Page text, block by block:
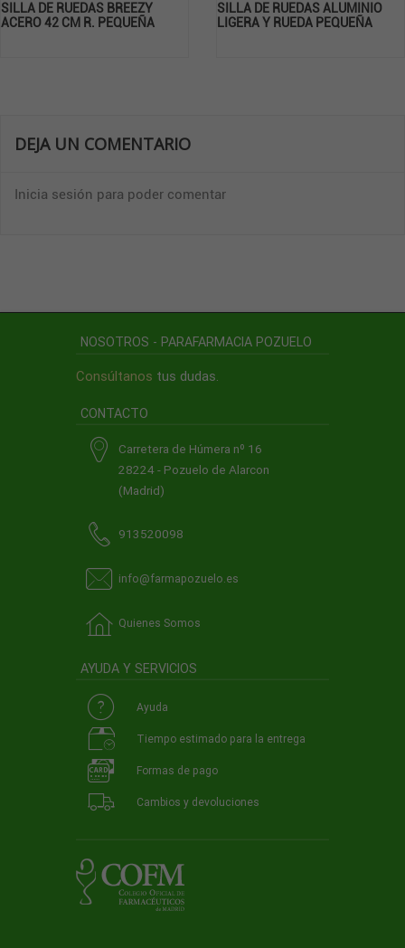
SILLA DE RUEDAS BREEZY
ACERO 42 CM R. PEQUEÑA
SILLA DE RUEDAS ALUMINIO
LIGERA Y RUEDA PEQUEÑA
DEJA UN COMENTARIO
Inicia sesión para poder comentar
NOSOTROS - PARAFARMACIA POZUELO
Consúltanos tus dudas.
CONTACTO
Carretera de Húmera nº 16
28224 - Pozuelo de Alarcon
(Madrid)
913520098
info@farmapozuelo.es
Quienes Somos
AYUDA Y SERVICIOS
Ayuda
Tiempo estimado para la entrega
Formas de pago
Cambios y devoluciones